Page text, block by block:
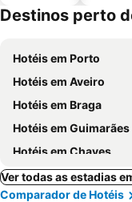
Destinos perto
Hotéis em Porto
Hotéis em Aveiro
Hotéis em Braga
Hotéis em Guimarães
Hotéis em Chaves
Ver todas as estadias
Comparador de Hotéis